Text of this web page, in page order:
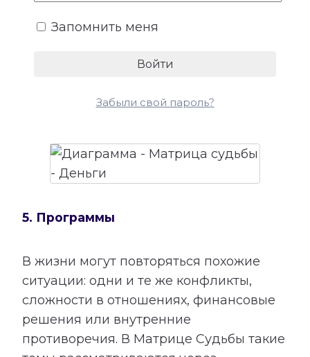
Сопоставление этой категории с
каких направлениях способности могут
но и материальный результат.
5. Программы
В жизни могут повторяться похожие
ситуации: одни и те же конфликты,
сложности в отношениях, финансовые
решения или внутренние
противоречия. В Матрице Судьбы такие
Запомнить меня
Забыли свой пароль?